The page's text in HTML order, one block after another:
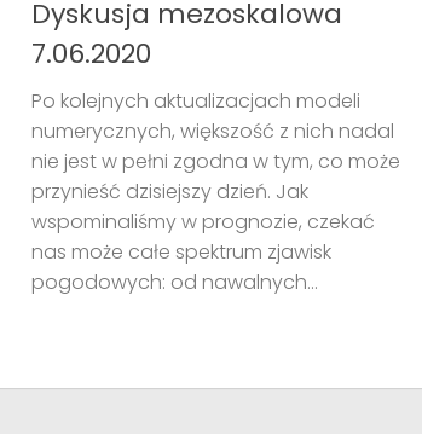
Dyskusja mezoskalowa
7.06.2020
Po kolejnych aktualizacjach modeli
numerycznych, większość z nich nadal
nie jest w pełni zgodna w tym, co może
przynieść dzisiejszy dzień. Jak
wspominaliśmy w prognozie, czekać
nas może całe spektrum zjawisk
pogodowych: od nawalnych...